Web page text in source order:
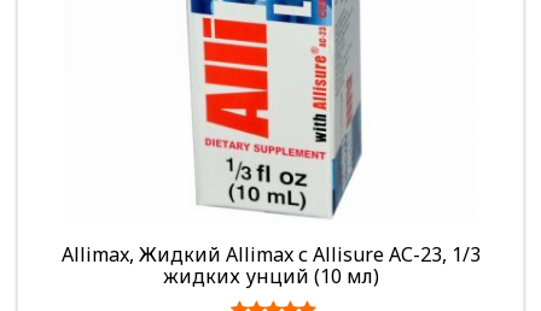
Allimax, Жидкий Allimax с Allisure АС-23, 1/3
жидких унций (10 мл)